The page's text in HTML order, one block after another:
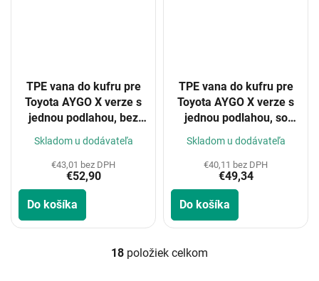
TPE vana do kufru pre
Toyota AYGO X verze s
jednou podlahou, bez
systému Premium Audio
JBL, so sadou nářadí
2022-
Skladom u dodávateľa
€43,01 bez DPH
€52,90
Do košíka
TPE vana do kufru pre
Toyota AYGO X verze s
jednou podlahou, so
systémem Premium
Audio JBL, so sadou
nářadí 2022-
Skladom u dodávateľa
€40,11 bez DPH
€49,34
Do košíka
O
18 položiek celkom